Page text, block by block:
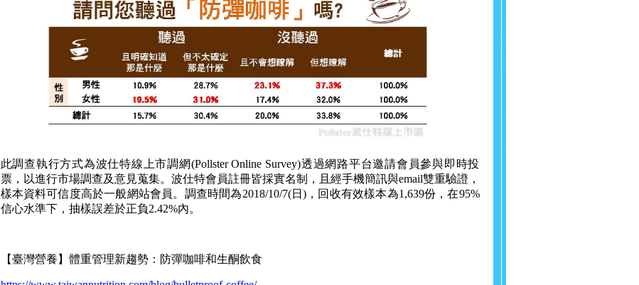
此調查執行方式為波仕特線上市調網(Pollster Online Survey)透過網路平台邀請會員參與即時投
票，以進行市場調查及意見蒐集。波仕特會員註冊皆採實名制，且經手機簡訊與email雙重驗證，
樣本資料可信度高於一般網站會員。調查時間為2018/10/7(日)，回收有效樣本為1,639份，在95%
信心水準下，抽樣誤差於正負2.42%內。
【臺灣營養】體重管理新趨勢：防彈咖啡和生酮飲食